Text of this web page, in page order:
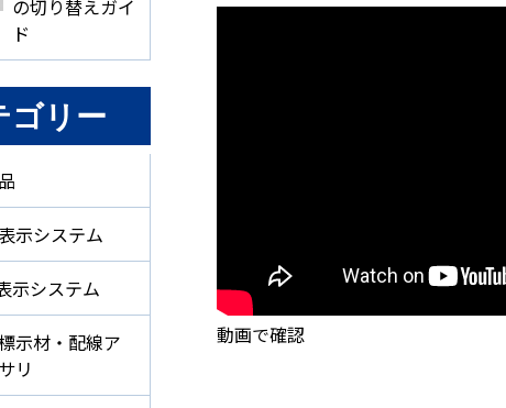
動画で確認
の切り替えガイ
ド
ゴリー
示システム
示システム
示材・配線ア
リ